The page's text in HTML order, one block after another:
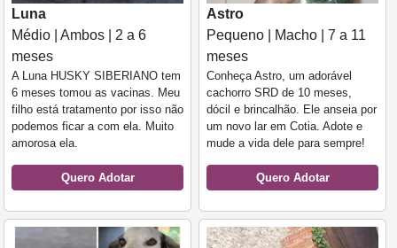
Luna
Médio | Ambos | 2 a 6
meses
A Luna HUSKY SIBERIANO tem
6 meses tomou as vacinas. Meu
filho está tratamento por isso não
podemos ficar a com ela. Muito
amorosa ela.
Quero Adotar
Astro
Pequeno | Macho | 7 a 11
meses
Conheça Astro, um adorável
cachorro SRD de 10 meses,
dócil e brincalhão. Ele anseia por
um novo lar em Cotia. Adote e
mude a vida dele para sempre!
Quero Adotar